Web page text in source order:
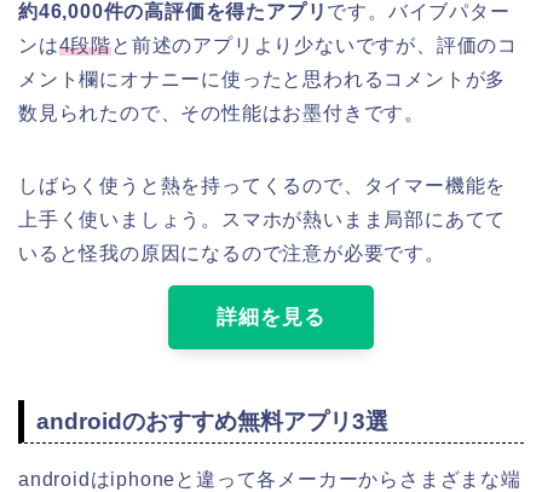
約46,000件の高評価を得たアプリ です。バイブパター
ンは4段階と前述のアプリより少ないですが、評価のコ
メント欄にオナニーに使ったと思われるコメントが多
数見られたので、その性能はお墨付きです。
しばらく使うと熱を持ってくるので、タイマー機能を
上手く使いましょう。スマホが熱いまま局部にあてて
いると怪我の原因になるので注意が必要です。
詳細を見る
androidのおすすめ無料アプリ3選
androidはiphoneと違って各メーカーからさまざまな端